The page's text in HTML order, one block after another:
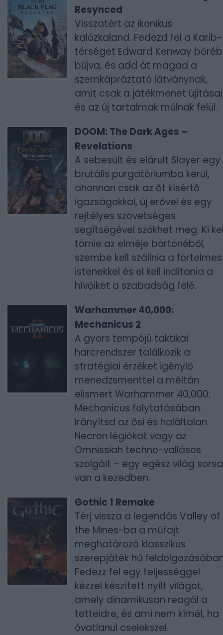
Resynced
Visszatért az ikonikus
kalózkaland. Fedezd fel a Karib-
térséget Edward Kenway
bújva, és add át magad a
szemkápráztató látványnak,
amit csak a játékmenet újításai
és az új tartalmak múlnak felül.
DOOM: The Dark Ages –
Revelations
A sebesült és elárult Slayer egy
brutális purgatóriumba kerül,
ahonnan csak az őt kísértő
igazságokkal, új erővel és egy
rejtélyes szövetséges
segítségével szökhet meg. Ki
törnie az elméje börtönéből,
szembe kell szállnia a förtelmes
istenekkel és el kell indítania a
hívőiket a szabadság felé.
Warhammer 40,000:
Mechanicus 2
A gyors tempójú taktikai
harcrendszer találkozik a
stratégiai érzéket igénylő
menedzsmenttel a méltán
elismert Warhammer 40,000:
Mechanicus folytatásában.
Irányítsd az ősi és haláltalan
Necron légiókat vagy az
Omnissiah techno-vallásos
szolgáit – egy egész világ sorsa
van a kezedben.
Gothic 1 Remake
Térj vissza a legendás Valley of
the Mines-ba a műfajt
meghatározó klasszikus
szerepjáték hű
Fedezz fel egy teljességgel
kézzel készített nyílt világot,
amely dinamikusan reagál a
tetteidre, és ami nem kímél, ha
óvatlanul cselekszel.